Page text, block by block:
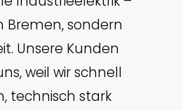
Bremen, sondern
Unsere Kunden
weil wir schnell
technisch stark